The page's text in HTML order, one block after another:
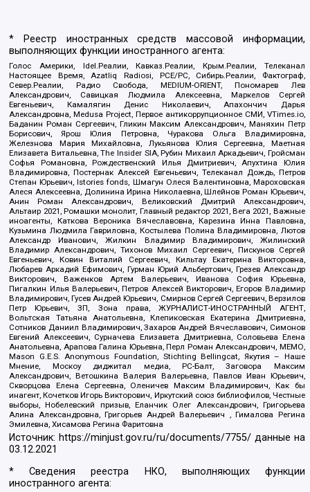
* Реестр иностранных средств массовой информации,
выполняющих функции иностранного агента:
Голос Америки, Idel.Реалии, Кавказ.Реалии, Крым.Реалии, Телеканал
Настоящее Время, Azatliq Radiosi, PCE/PC, Сибирь.Реалии, Фактограф,
Север.Реалии, Радио Свобода, MEDIUM-ORIENT, Пономарев Лев
Александрович, Савицкая Людмила Алексеевна, Маркелов Сергей
Евгеньевич, Камалягин Денис Николаевич, Апахончич Дарья
Александровна, Medusa Project, Первое антикоррупционное СМИ, VTimes.io,
Баданин Роман Сергеевич, Гликин Максим Александрович, Маняхин Петр
Борисович, Ярош Юлия Петровна, Чуракова Ольга Владимировна,
Железнова Мария Михайловна, Лукьянова Юлия Сергеевна, Маетная
Елизавета Витальевна, The Insider SIA, Рубин Михаил Аркадьевич, Гройсман
Софья Романовна, Рождественский Илья Дмитриевич, Апухтина Юлия
Владимировна, Постернак Алексей Евгеньевич, Телеканал Дождь, Петров
Степан Юрьевич, Istories fonds, Шмагун Олеся Валентиновна, Мароховская
Алеся Алексеевна, Долинина Ирина Николаевна, Шлейнов Роман Юрьевич,
Анин Роман Александрович, Великовский Дмитрий Александрович,
Альтаир 2021, Ромашки монолит, Главный редактор 2021, Вега 2021, Важные
иноагенты, Каткова Вероника Вячеславовна, Карезина Инна Павловна,
Кузьмина Людмила Гавриловна, Костылева Полина Владимировна, Лютов
Александр Иванович, Жилкин Владимир Владимирович, Жилинский
Владимир Александрович, Тихонов Михаил Сергеевич, Пискунов Сергей
Евгеньевич, Ковин Виталий Сергеевич, Кильтау Екатерина Викторовна,
Любарев Аркадий Ефимович, Гурман Юрий Альбертович, Грезев Александр
Викторович, Важенков Артем Валерьевич, Иванова София Юрьевна,
Пигалкин Илья Валерьевич, Петров Алексей Викторович, Егоров Владимир
Владимирович, Гусев Андрей Юрьевич, Смирнов Сергей Сергеевич, Верзилов
Петр Юрьевич, ЗП, Зона права, ЖУРНАЛИСТ-ИНОСТРАННЫЙ АГЕНТ,
Вольтская Татьяна Анатольевна, Клепиковская Екатерина Дмитриевна,
Сотников Даниил Владимирович, Захаров Андрей Вячеславович, Симонов
Евгений Алексеевич, Сурначева Елизавета Дмитриевна, Соловьева Елена
Анатольевна, Арапова Галина Юрьевна, Перл Роман Александрович, МЕМО,
Mason G.E.S. Anonymous Foundation, Stichting Bellingcat, Якутия – Наше
Мнение, Москоу диджитал медиа, РС-Балт, Заговора Максим
Александрович, Ветошкина Валерия Валерьевна, Павлов Иван Юрьевич,
Скворцова Елена Сергеевна, Оленичев Максим Владимирович, Как бы
инагент, Кочетков Игорь Викторович, Иркутский союз библиофилов, Честные
выборы, Нобелевский призыв, Еланчик Олег Александрович, Григорьева
Алина Александровна, Григорьев Андрей Валерьевич , Гималова Регина
Эмилевна, Хисамова Регина Фаритовна
Источник: https://minjust.gov.ru/ru/documents/7755/ данные на
03.12.2021
* Сведения реестра НКО, выполняющих функции
иностранного агента: